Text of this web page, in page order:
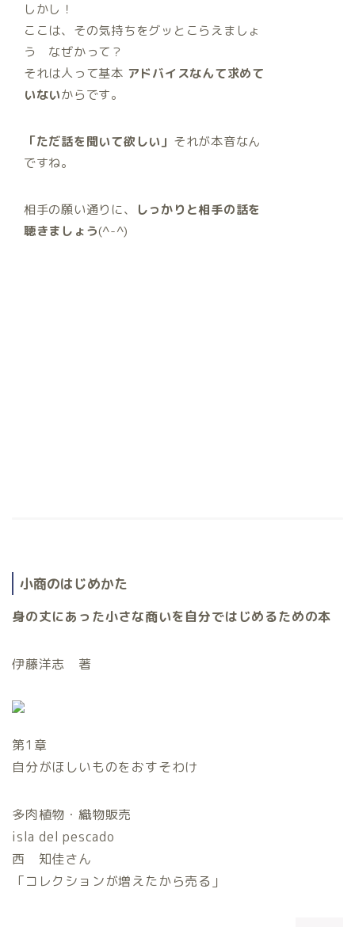
しかし！
ここは、その気持ちをグッとこらえましょ
う なぜかって？
それは人って基本 アドバイスなんて求めて
いないからです。
「ただ話を聞いて欲しい」 それが本音なん
ですね。
相手の願い通りに、
しっかりと相手の話を
聴きましょう(^-^)
小商のはじめかた
身の丈にあった小さな商いを自分ではじめるための本
伊藤洋志 著
第1章
自分がほしいものをおすそわけ
多肉植物・織物販売
isla del pescado
西 知佳さん
「コレクションが増えたから売る」